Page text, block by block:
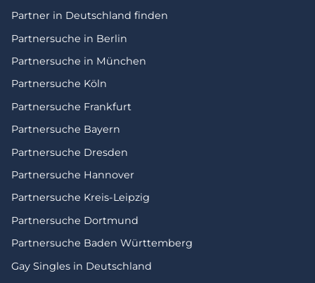
Partner in Deutschland finden
Partnersuche in Berlin
Partnersuche in München
Partnersuche Köln
Partnersuche Frankfurt
Partnersuche Bayern
Partnersuche Dresden
Partnersuche Hannover
Partnersuche Kreis-Leipzig
Partnersuche Dortmund
Partnersuche Baden Württemberg
Gay Singles in Deutschland